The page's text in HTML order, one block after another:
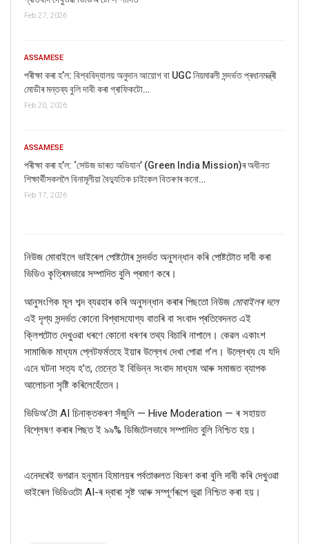
Feb 27, 2026
ASSAMESE
পৰীক্ষা কৰা হ’ল: বিশ্ববিদ্যালয় অনুদান আয়োগ বা UGC নিয়মাৱলী সন্দৰ্ভত প্ৰধানমন্ত্ৰী
মোডীৰ মন্তব্য বুলি দাবী কৰা গ্ৰাফিকটো…
Feb 20, 2026
ASSAMESE
পৰীক্ষা কৰা হ’ল: ‘সেউজ ভাৰত অভিযান’ (Green India Mission)ৰ অধীনত
শিক্ষাৰ্থীসকললৈ বিনামূলীয়া বৈদ্যুতিক চাইকেল বিতৰণৰ কনো…
Feb 17, 2026
নিউজ মোবাইলে ভাইৰেল পোষ্টটোৰ সন্দৰ্ভত অনুসন্ধান কৰি পোষ্টটোত দাবী কৰা
ভিডিও কৃত্ৰিমভাৱে সম্পাদিত বুলি প্ৰমাণ কৰে।
আনুসংগিক মূল শব্দ ব্যৱহাৰ কৰি অনুসন্ধান কৰাৰ পিছতো নিউজ মোবাইলৰ দলে
এই দৃশ্য সন্দৰ্ভত কোনো বিশ্বাসযোগ্য বাতৰি বা সংবাদ প্ৰতিবেদনত এই
ক্লিপটোত দেখুওৱা ধৰণে কোনো ধৰণৰ তথ্য বিচাৰি নাপালে। কেৱল একাংশ
সামাজিক মাধ্যম প্লেটফৰ্মতহে ইয়াৰ উল্লেখ দেখা পোৱা গ’ল। উল্লেখ্য যে যদি
এনে ঘটনা সত্য হ’ত, তেন্তে ই বিভিন্ন সংবাদ মাধ্যম আৰু সমাজত ব্যাপক
আলোচনা সৃষ্টি কৰিলেহেঁতেন।
ভিডিঅ’টো AI চিনাক্তকৰণ সঁজুলি — Hive Moderation —ৰ সহায়ত
বিশ্লেষণ কৰাৰ পিছত ই ৯৯% ডিজিটেলভাবে সম্পাদিত বুলি নিশ্চিত হয়।
এনেদৰেই ভগৱান হনুমান হিমালয়ৰ পৰ্বতাঞ্চলত বিচৰণ কৰা বুলি দাবী কৰি দেখুওৱা
ভাইৰেল ভিডিওটো AI-ৰ দ্বাৰা সৃষ্ট আৰু সম্পূৰ্ণৰূপে ভুৱা নিশ্চিত কৰা হয়।